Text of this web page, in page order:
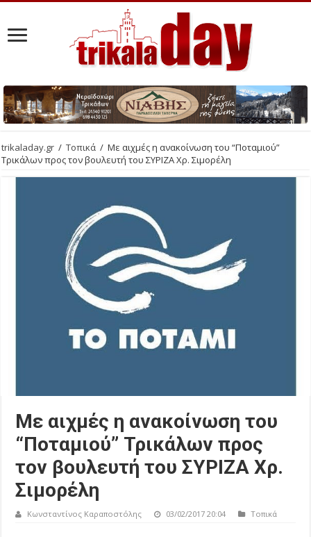
trikaladay.gr / Τοπικά / Με αιχμές η ανακοίνωση του “Ποταμιού”
Τρικάλων προς τον βουλευτή του ΣΥΡΙΖΑ Χρ. Σιμορέλη
Με αιχμές η ανακοίνωση του
“Ποταμιού” Τρικάλων προς
τον βουλευτή του ΣΥΡΙΖΑ Χρ.
Σιμορέλη
Κωνσταντίνος Καραποστόλης 03/02/2017 20:04 Τοπικά